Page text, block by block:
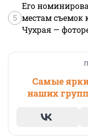
5
Его
местам съемок
Чухрая —
Самые
наших